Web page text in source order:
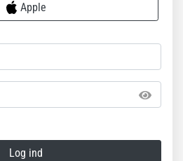
Apple
Log ind